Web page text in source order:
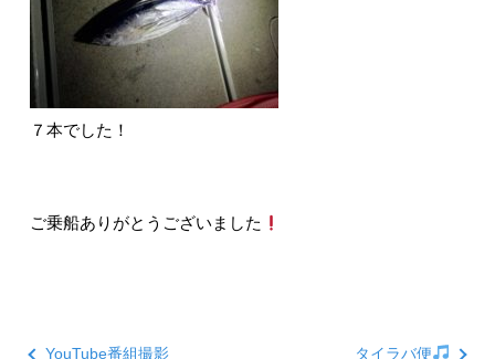
７本でした！
ご乗船ありがとうございました
YouTube番組撮影 タイラバ便